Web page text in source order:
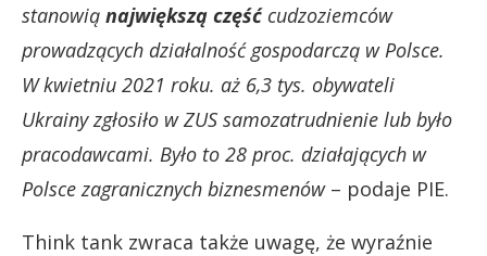
stanowią największą częśćcudzoziemców
prowadzących działalność gospodarczą w Polsce.
W kwietniu 2021 roku. aż 6,3 tys. obywateli
Ukrainy zgłosiło w ZUS samozatrudnienie lub było
pracodawcami. Było to 28 proc. działających w
Polsce zagranicznych biznesmenów– podaje PIE.
Think tank zwraca także uwagę, że wyraźnie